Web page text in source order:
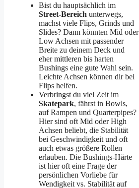
Bist du hauptsächlich im
Street-Bereich unterwegs,
machst viele Flips, Grinds und
Slides? Dann könnten Mid oder
Low Achsen mit passender
Breite zu deinem Deck und
eher mittleren bis harten
Bushings eine gute Wahl sein.
Leichte Achsen können dir bei
Flips helfen.
Verbringst du viel Zeit im
Skatepark, fährst in Bowls,
auf Rampen und Quarterpipes?
Hier sind oft Mid oder High
Achsen beliebt, die Stabilität
bei Geschwindigkeit und oft
auch etwas größere Rollen
erlauben. Die Bushings-Härte
ist hier oft eine Frage der
persönlichen Vorliebe für
Wendigkeit vs. Stabilität auf